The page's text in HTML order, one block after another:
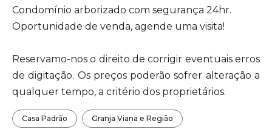
Condomínio arborizado com segurança 24hr.
Oportunidade de venda, agende uma visita!
Reservamo-nos o direito de corrigir eventuais erros
de digitação. Os preços poderão sofrer alteração a
qualquer tempo, a critério dos proprietários.
Casa Padrão Granja Viana e Região